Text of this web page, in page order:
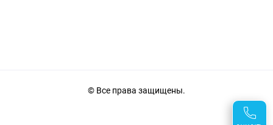
© Все права защищены.